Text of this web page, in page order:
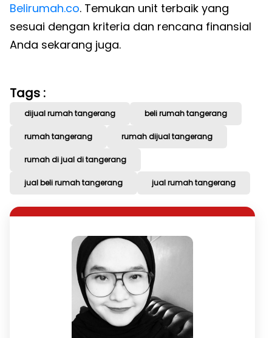
Belirumah.co. Temukan unit terbaik yang
sesuai dengan kriteria dan rencana finansial
Anda sekarang juga.
Tags :
dijual rumah tangerang beli rumah tangerang
rumah tangerang rumah dijual tangerang
rumah di jual di tangerang
jual beli rumah tangerang jual rumah tangerang